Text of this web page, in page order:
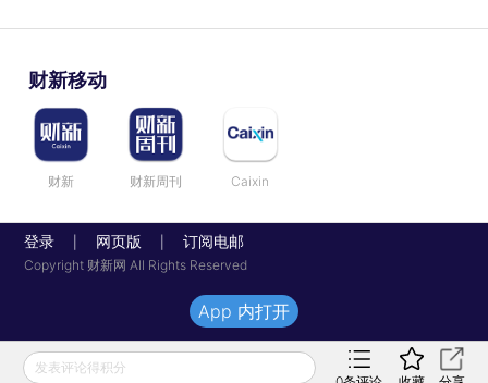
财新移动
财新 财新周刊 Caixin
登录 网页版 订阅电邮
Copyright 财新网 All Rights Reserved
发表评论得积分
App 内打开